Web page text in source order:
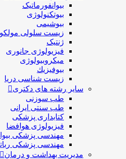
بیوانفورماتیک
بیوتکنولوژی
بیوشیمی
زیست سلولی
ژنتیک
فیزیولوژی جانوری
میکروبیولوژی
بيوفيزيك
زیست شناسی دریا
سایر رشته های دکتری
طب سوزنی
طب سنتی ایرانی
کتابداری پزشکی
فیزیولوژی هوافضا
مهندسی پزشکی
مهندسی پزشکی
مدیریت بهداشت و درمان